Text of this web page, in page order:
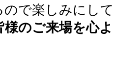
ので楽しみにし
様のご来場を心